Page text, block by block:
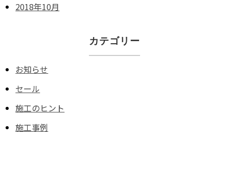
2018年10月
カテゴリー
お知らせ
セール
施工のヒント
施工事例